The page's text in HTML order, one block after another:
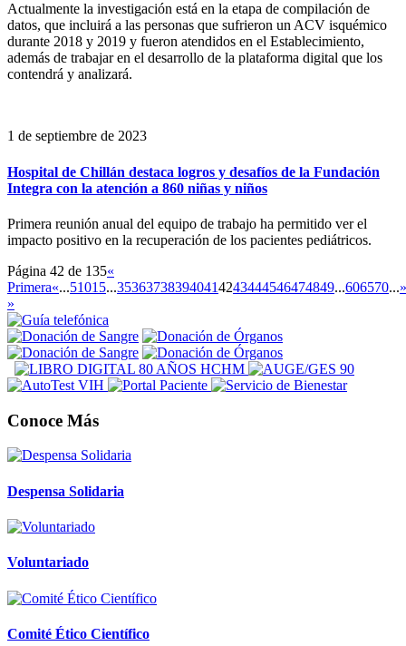
Actualmente la investigación está en la etapa de compilación de
datos, que incluirá a las personas que sufrieron un ACV isquémico
durante 2018 y 2019 y fueron atendidos en el Establecimiento,
además de trabajar en el desarrollo de la plataforma digital que los
contendrá y analizará.
1 de septiembre de 2023
Hospital de Chillán destaca logros y desafíos de la Fundación
Integra con la atención a 860 niñas y niños
Primera reunión anual del equipo de trabajo ha permitido ver el
impacto positivo en la recuperación de los pacientes pediátricos.
Página 42 de 135«
Primera«...51015...353637383940414243444546474849...606570...»
»
Conoce Más
Despensa Solidaria
Voluntariado
Comité Ético Científico